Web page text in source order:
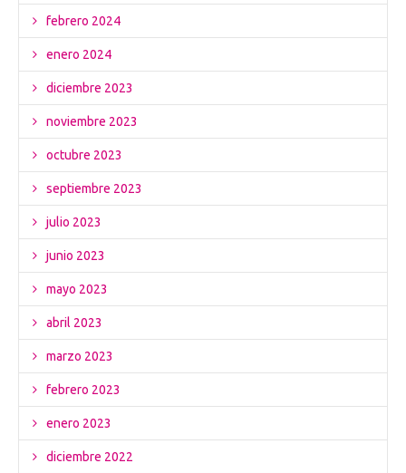
febrero 2024
enero 2024
diciembre 2023
noviembre 2023
octubre 2023
septiembre 2023
julio 2023
junio 2023
mayo 2023
abril 2023
marzo 2023
febrero 2023
enero 2023
diciembre 2022